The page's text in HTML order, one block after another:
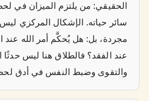
الحقيقي: من يلتزم الميزان في
سائر حياته. الإشكال المركزي ليس
مجردة، بل: هل يُحكَّم أمر الله عند
عند الفقد؟ فالطلاق هنا ليس حدثًا
والتقوى وضبط النفس في أدق